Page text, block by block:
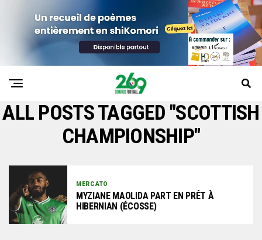
ALL POSTS TAGGED "SCOTTISH
CHAMPIONSHIP"
MERCATO
MYZIANE MAOLIDA PART EN PRÊT À
HIBERNIAN (ÉCOSSE)